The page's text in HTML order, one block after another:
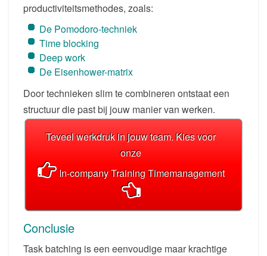
productiviteitsmethodes, zoals:
De Pomodoro-techniek
Time blocking
Deep work
De Eisenhower-matrix
Door technieken slim te combineren ontstaat een
structuur die past bij jouw manier van werken.
Teveel werkdruk in jouw team. Kies voor
onze
In-company Training Timemanagement
Conclusie
Task batching is een eenvoudige maar krachtige